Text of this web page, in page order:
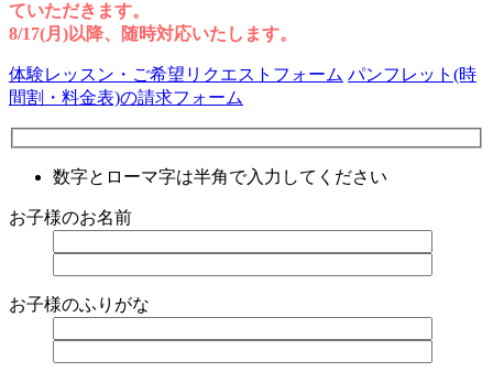
ていただきます。
8/17(月)以降、随時対応いたします。
体験レッスン・ご希望リクエストフォーム パンフレット(時
間割・料金表)の請求フォーム
数字とローマ字は半角で入力してください
お子様のお名前
お子様のふりがな